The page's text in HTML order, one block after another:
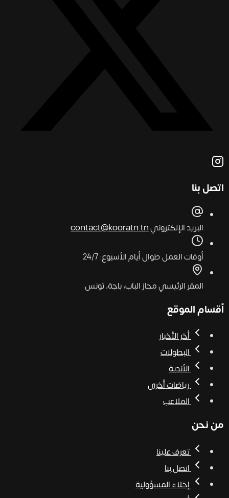
اتصل بنا
البريد الإلكترونيcontact@kooratn.tn
أوقات العملطوال أيام الأسبوع: 24/7
المقر الرئيسيمجاز الباب، باجة، تونس
أقسام الموقع
أخر الأخبار
البطولات
الأندية
رياضات أخرى
الملاعب
من نحن
تعرف علينا
اتصل بنا
إخلاء المسؤولية